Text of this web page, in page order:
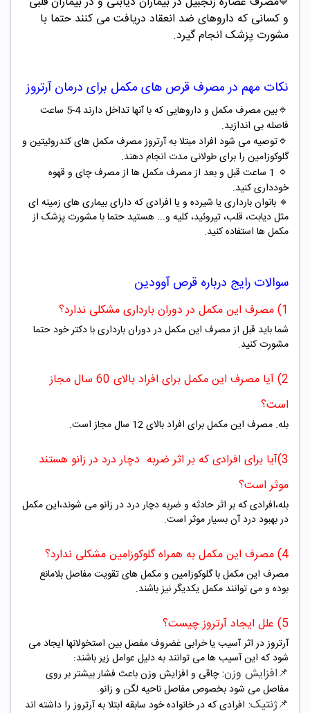
و کسانی که داروهای ضد انعقاد دریافت می کنند حتما با
مشورت پزشک انجام گیرد.
نکات مهم در مصرف قرص های مکمل برای درمان آرتروز
🔹
بین مصرف مکمل و داروهایی که با آنها تداخل دارند 4-5 ساعت
فاصله بی اندازید.
🔹توصیه می شود افراد مبتلا به آرتروز مصرف مکمل های کندروئیتین و
گلوکوزامین را برای طولانی مدت انجام دهند.
🔹
1 ساعت قبل و بعد از مصرف مکمل ها از مصرف چای و قهوه
خودداری کنید.
🔹 بانوان بارداری یا شیرده و یا افرادی که دارای بیماری های زمینه ای
مثل دیابت، قلب، تیروئید، کلیه و... هستید حتما با مشورت پزشک از
مکمل ها استفاده کنید.
سوالات رایج درباره قرص آوودین
1) مصرف این مکمل در دوران بارداری مشکلی ندارد؟
شما باید قبل از مصرف این مکمل در دوران بارداری با دکتر خود حتما
مشورت کنید.
2) آیا مصرف این مکمل برای افراد بالای 60 سال مجاز
است؟
بله. مصرف این مکمل برای افراد بالای 12 سال مجاز است.
3)آیا برای افرادی که بر اثر ضربه دچار درد در زانو هستند
موثر است؟
بله،افرادی که بر اثر حادثه و ضربه دچار درد در زانو می شوند،این مکمل
در بهبود درد آن بسیار موثر است.
4) مصرف این مکمل به همراه گلوکوزامین مشکلی ندارد؟
مصرف این مکمل با گلوکوزامین و مکمل های تقویت مفاصل بلامانع
بوده و می توانند مکمل یکدیگر نیز باشند.
5) علل ایجاد آرتروز چیست؟
آرتروز در اثر آسیب یا خرابی غضروف مفصل بین استخولانها ایجاد می
شود که این آسیب ها می توانند به دلیل عوامل زیر باشند:
📌افزایش وزن:چاقی و افزایش وزن باعث فشار بیشتر بر روی
مفاصل می شود بخصوص مفاصل ناحیه لگن و زانو.
📌ژنتیک: افرادی که در خانواده خود سابقه ابتلا به آرتروز را داشته اند